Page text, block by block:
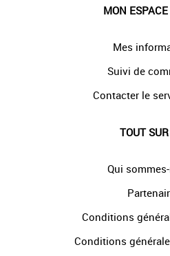
MON
Mes
Suivi de
Contacter le
TOUT
Qui
Conditions
Conditions